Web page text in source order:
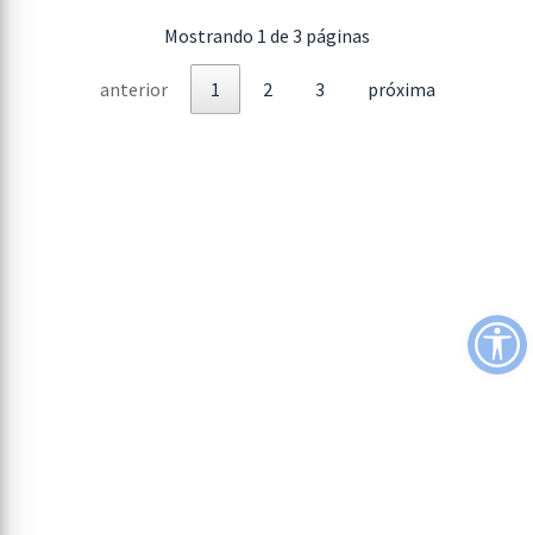
Mostrando 1 de 3 páginas
anterior 1 2 3 próxima